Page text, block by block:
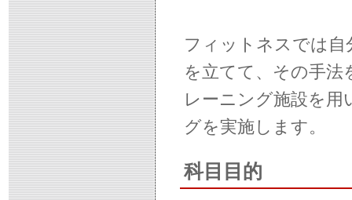
フィットネスでは自
を立てて、その手法
レーニング施設を
グを実施します。
科目目的